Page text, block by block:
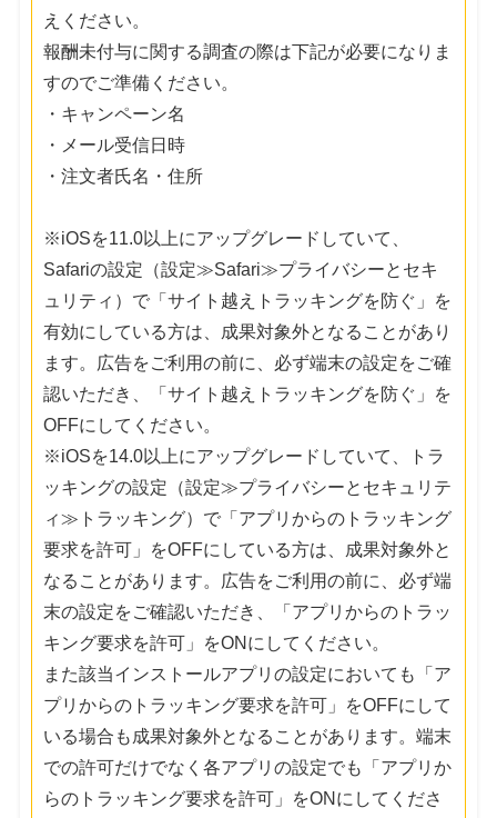
えください。
報酬未付与に関する調査の際は下記が必要になりま
すのでご準備ください。
・キャンペーン名
・メール受信日時
・注文者氏名・住所
※iOSを11.0以上にアップグレードしていて、
Safariの設定（設定≫Safari≫プライバシーとセキ
ュリティ）で「サイト越えトラッキングを防ぐ」を
有効にしている方は、成果対象外となることがあり
ます。広告をご利用の前に、必ず端末の設定をご確
認いただき、「サイト越えトラッキングを防ぐ」を
OFFにしてください。
※iOSを14.0以上にアップグレードしていて、トラ
ッキングの設定（設定≫プライバシーとセキュリテ
ィ≫トラッキング）で「アプリからのトラッキング
要求を許可」をOFFにしている方は、成果対象外と
なることがあります。広告をご利用の前に、必ず端
末の設定をご確認いただき、「アプリからのトラッ
キング要求を許可」をONにしてください。
また該当インストールアプリの設定においても「ア
プリからのトラッキング要求を許可」をOFFにして
いる場合も成果対象外となることがあります。端末
での許可だけでなく各アプリの設定でも「アプリか
らのトラッキング要求を許可」をONにしてくださ